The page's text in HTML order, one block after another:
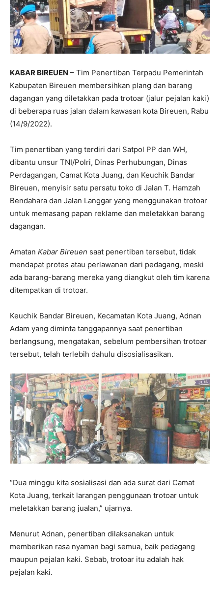
KABAR BIREUEN – Tim Penertiban Terpadu Pemerintah
Kabupaten Bireuen membersihkan plang dan barang
dagangan yang diletakkan pada trotoar (jalur pejalan kaki)
di beberapa ruas jalan dalam kawasan kota Bireuen, Rabu
(14/9/2022).
Tim penertiban yang terdiri dari Satpol PP dan WH,
dibantu unsur TNI/Polri, Dinas Perhubungan, Dinas
Perdagangan, Camat Kota Juang, dan Keuchik Bandar
Bireuen, menyisir satu persatu toko di Jalan T. Hamzah
Bendahara dan Jalan Langgar yang menggunakan trotoar
untuk memasang papan reklame dan meletakkan barang
dagangan.
Amatan Kabar Bireuen saat penertiban tersebut, tidak
mendapat protes atau perlawanan dari pedagang, meski
ada barang-barang mereka yang diangkut oleh tim karena
ditempatkan di trotoar.
Keuchik Bandar Bireuen, Kecamatan Kota Juang, Adnan
Adam yang diminta tanggapannya saat penertiban
berlangsung, mengatakan, sebelum pembersihan trotoar
tersebut, telah terlebih dahulu disosialisasikan.
“Dua minggu kita sosialisasi dan ada surat dari Camat
Kota Juang, terkait larangan penggunaan trotoar untuk
meletakkan barang jualan,” ujarnya.
Menurut Adnan, penertiban dilaksanakan untuk
memberikan rasa nyaman bagi semua, baik pedagang
maupun pejalan kaki. Sebab, trotoar itu adalah hak
pejalan kaki.